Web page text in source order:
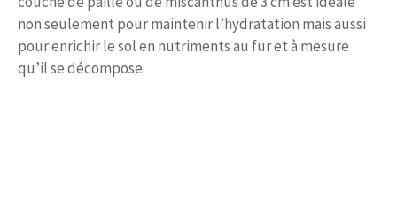
non seulement pour maintenir l’hydratation mais aussi
pour enrichir le sol en nutriments au fur et à mesure
qu’il se décompose.